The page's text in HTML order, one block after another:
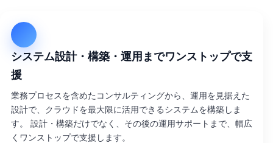
システム設計・構築・運用までワンストップで支
援
業務プロセスを含めたコンサルティングから、運用を見据えた
設計で、クラウドを最大限に活用できるシステムを構築しま
す。 設計・構築だけでなく、その後の運用サポートまで、幅広
くワンストップで支援します。